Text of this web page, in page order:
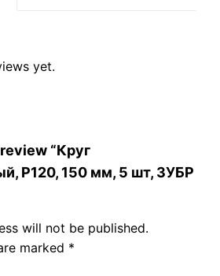
yet.
“Круг
Р120, 150 мм, 5 шт, ЗУБР
will not be published.
marked *